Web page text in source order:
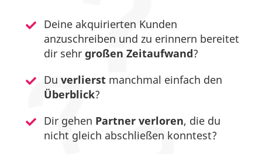
Deine akquirierten Kunden
anzuschreiben und zu erinnern bereitet
dir sehr großen Zeitaufwand?
Du verlierst manchmal einfach den
Überblick?
Dir gehen Partner verloren, die du
nicht gleich abschließen konntest?